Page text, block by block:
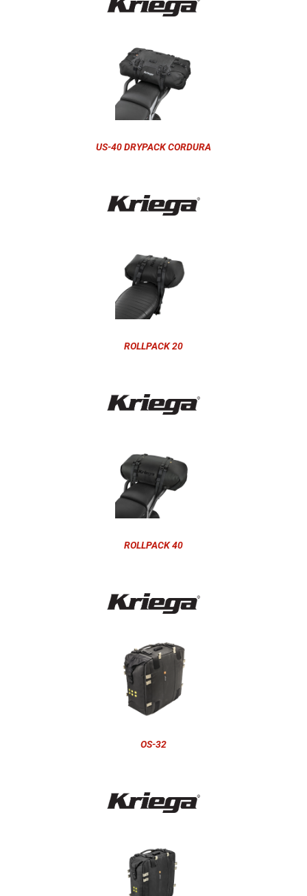
US-40 DRYPACK CORDURA
ROLLPACK 20
ROLLPACK 40
OS-32